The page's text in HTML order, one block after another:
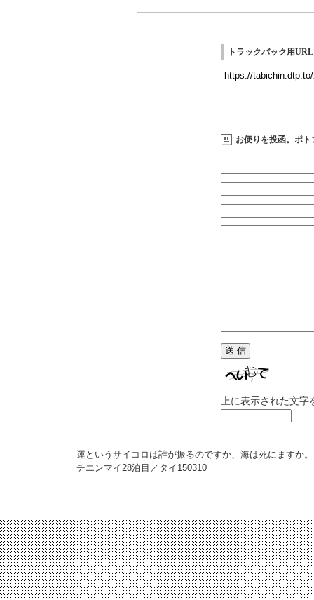
トラックバック用URL
お便りを投函。ポト
上に表示された文
運というサイコロは誰が振るのですか、海は死にますか。
チエンマイ28泊目／タイ 150310